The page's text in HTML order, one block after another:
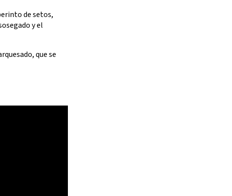
de setos,
y el
que se